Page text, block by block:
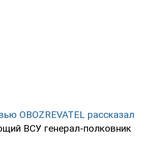
OBOZREVATEL рассказал
ВСУ генерал-полковник